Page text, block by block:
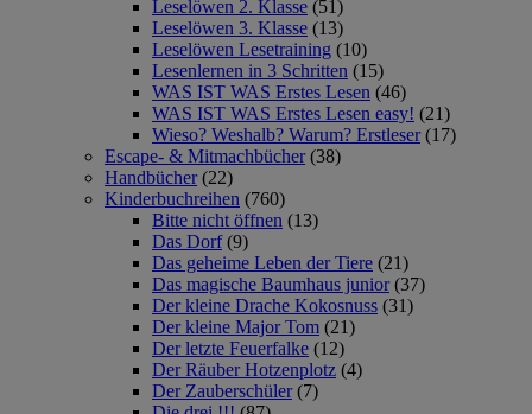
Leselöwen 2. Klasse (51)
Leselöwen 3. Klasse (13)
Leselöwen Lesetraining (10)
Lesenlernen in 3 Schritten (15)
WAS IST WAS Erstes Lesen (46)
WAS IST WAS Erstes Lesen easy! (21)
Wieso? Weshalb? Warum? Erstleser (17)
Escape- & Mitmachbücher (38)
Handbücher (22)
Kinderbuchreihen (760)
Bitte nicht öffnen (13)
Das Dorf (9)
Das geheime Leben der Tiere (21)
Das magische Baumhaus junior (37)
Der kleine Drache Kokosnuss (31)
Der kleine Major Tom (21)
Der letzte Feuerfalke (12)
Der Räuber Hotzenplotz (4)
Der Zauberschüler (7)